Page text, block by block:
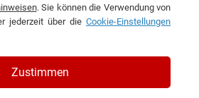
Allergie-Service
. Sie können die Verwendung von
jederzeit über die Cookie-Einstellungen
Zustimmen